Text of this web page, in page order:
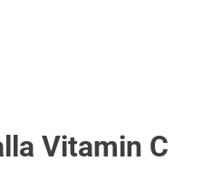
Vitamin C